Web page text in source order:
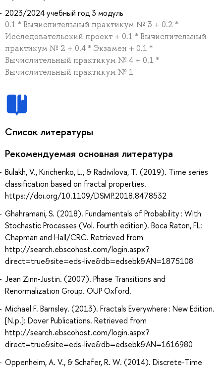
2023/2024 учебный год 3 модуль
0.1 * Вычислительный практикум № 3 + 0.2 *
Исследовательский проект + 0.1 * Вычислительный
практикум № 2 + 0.4 * Экзамен + 0.1 *
Вычислительный практикум № 4 + 0.1 *
Вычислительный практикум № 1
Список литературы
Рекомендуемая основная литература
Bulakh, V., Kirichenko, L., & Radivilova, T. (2019). Time series
classification based on fractal properties.
https://doi.org/10.1109/DSMP.2018.8478532
Ghahramani, S. (2018). Fundamentals of Probability : With
Stochastic Processes (Vol. Fourth edition). Boca Raton, FL:
Chapman and Hall/CRC. Retrieved from
http://search.ebscohost.com/login.aspx?
direct=true&site=eds-live&db=edsebk&AN=1875108
Jean Zinn-Justin. (2007). Phase Transitions and
Renormalization Group. OUP Oxford.
Michael F. Barnsley. (2013). Fractals Everywhere : New Edition.
[N.p.]: Dover Publications. Retrieved from
http://search.ebscohost.com/login.aspx?
direct=true&site=eds-live&db=edsebk&AN=1616980
Oppenheim, A. V., & Schafer, R. W. (2014). Discrete-Time